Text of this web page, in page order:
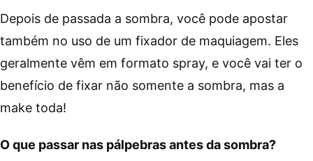
Depois de passada a sombra, você pode apostar
também no uso de um fixador de maquiagem. Eles
geralmente vêm em formato spray, e você vai ter o
benefício de fixar não somente a sombra, mas a
make toda!
O que passar nas pálpebras antes da sombra?